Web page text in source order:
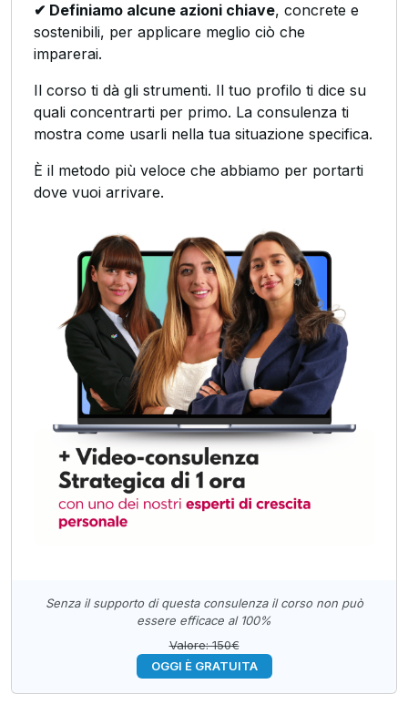
✔ Definiamo alcune azioni chiave, concrete e
sostenibili, per applicare meglio ciò che
imparerai.
Il corso ti dà gli strumenti. Il tuo profilo ti dice su
quali concentrarti per primo. La consulenza ti
mostra come usarli nella tua situazione specifica.
È il metodo più veloce che abbiamo per portarti
dove vuoi arrivare.
Senza il supporto di questa consulenza il corso non può
essere efficace al 100%
Valore: 150€
OGGI È GRATUITA